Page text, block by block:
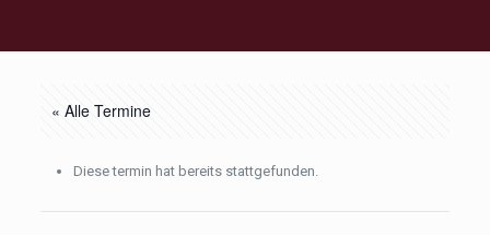
« Alle Termine
Diese termin hat bereits stattgefunden.